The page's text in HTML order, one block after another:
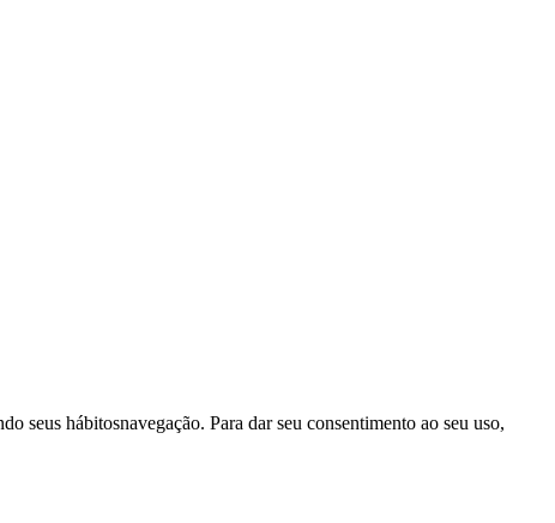
seus hábitosnavegação. Para dar seu consentimento ao seu uso,